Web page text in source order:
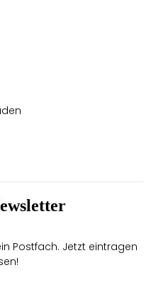
Postfach. Jetzt eintragen